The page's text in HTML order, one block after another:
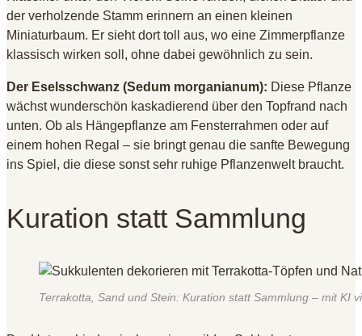
der verholzende Stamm erinnern an einen kleinen
Miniaturbaum. Er sieht dort toll aus, wo eine Zimmerpflanze
klassisch wirken soll, ohne dabei gewöhnlich zu sein.
Der Eselsschwanz (Sedum morganianum): Diese Pflanze
wächst wunderschön kaskadierend über den Topfrand nach
unten. Ob als Hängepflanze am Fensterrahmen oder auf
einem hohen Regal – sie bringt genau die sanfte Bewegung
ins Spiel, die diese sonst sehr ruhige Pflanzenwelt braucht.
Kuration statt Sammlung
Terrakotta, Sand und Stein: Kuration statt Sammlung – mit KI